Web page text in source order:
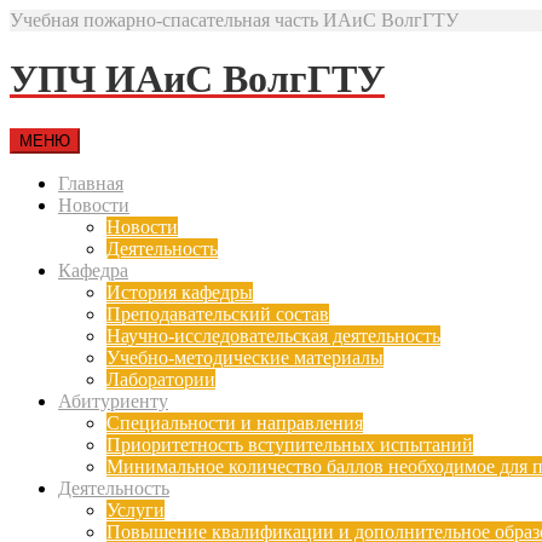
Учебная пожарно-спасательная часть ИАиС ВолгГТУ
УПЧ ИАиС ВолгГТУ
МЕНЮ
Главная
Новости
Новости
Деятельность
Кафедра
История кафедры
Преподавательский состав
Научно-исследовательская деятельность
Учебно-методические материалы
Лаборатории
Абитуриенту
Специальности и направления
Приоритетность вступительных испытаний
Минимальное количество баллов необходимое для
Деятельность
Услуги
Повышение квалификации и дополнительное